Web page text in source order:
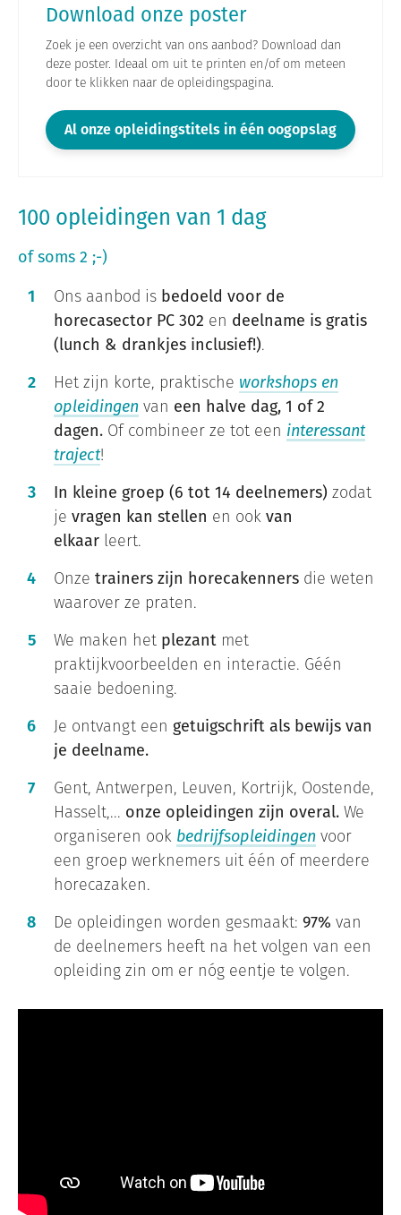
Download onze poster
Zoek je een overzicht van ons aanbod? Download dan
deze poster. Ideaal om uit te printen en/of om meteen
door te klikken naar de opleidingspagina.
Al onze opleidingstitels in één oogopslag
100 opleidingen van 1 dag
of soms 2 ;-)
Ons aanbod is bedoeld voor de
horecasector PC 302 en deelname is gratis
(lunch & drankjes inclusief!).
Het zijn korte, praktische workshops en
opleidingen van een halve dag, 1 of 2
dagen. Of combineer ze tot een interessant
traject!
In kleine groep (6 tot 14 deelnemers) zodat
je vragen kan stellen en ook van
elkaar leert.
Onze trainers zijn horecakenners die weten
waarover ze praten.
We maken het plezant met
praktijkvoorbeelden en interactie. Géén
saaie bedoening.
Je ontvangt een getuigschrift als bewijs van
je deelname.
Gent, Antwerpen, Leuven, Kortrijk, Oostende,
Hasselt,... onze opleidingen zijn overal. We
organiseren ook bedrijfsopleidingen voor
een groep werknemers uit één of meerdere
horecazaken.
De opleidingen worden gesmaakt: 97% van
de deelnemers heeft na het volgen van een
opleiding zin om er nóg eentje te volgen.